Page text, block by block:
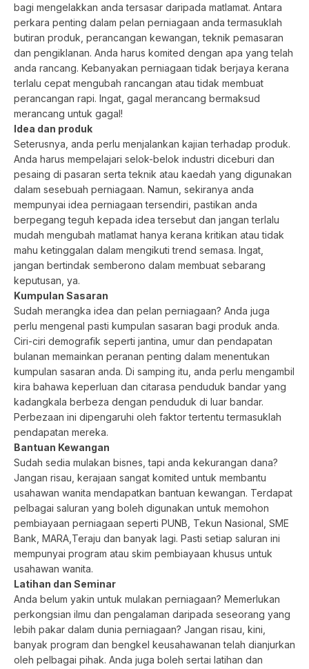
bagi mengelakkan anda tersasar daripada matlamat. Antara
perkara penting dalam pelan perniagaan anda termasuklah
butiran produk, perancangan kewangan, teknik pemasaran
dan pengiklanan. Anda harus komited dengan apa yang telah
anda rancang. Kebanyakan perniagaan tidak berjaya kerana
terlalu cepat mengubah rancangan atau tidak membuat
perancangan rapi. Ingat, gagal merancang bermaksud
merancang untuk gagal!
Idea dan produk
Seterusnya, anda perlu menjalankan kajian terhadap produk.
Anda harus mempelajari selok-belok industri diceburi dan
pesaing di pasaran serta teknik atau kaedah yang digunakan
dalam sesebuah perniagaan. Namun, sekiranya anda
mempunyai idea perniagaan tersendiri, pastikan anda
berpegang teguh kepada idea tersebut dan jangan terlalu
mudah mengubah matlamat hanya kerana kritikan atau tidak
mahu ketinggalan dalam mengikuti trend semasa. Ingat,
jangan bertindak semberono dalam membuat sebarang
keputusan, ya.
Kumpulan Sasaran
Sudah merangka idea dan pelan perniagaan? Anda juga
perlu mengenal pasti kumpulan sasaran bagi produk anda.
Ciri-ciri demografik seperti jantina, umur dan pendapatan
bulanan memainkan peranan penting dalam menentukan
kumpulan sasaran anda. Di samping itu, anda perlu mengambil
kira bahawa keperluan dan citarasa penduduk bandar yang
kadangkala berbeza dengan penduduk di luar bandar.
Perbezaan ini dipengaruhi oleh faktor tertentu termasuklah
pendapatan mereka.
Bantuan Kewangan
Sudah sedia mulakan bisnes, tapi anda kekurangan dana?
Jangan risau, kerajaan sangat komited untuk membantu
usahawan wanita mendapatkan bantuan kewangan. Terdapat
pelbagai saluran yang boleh digunakan untuk memohon
pembiayaan perniagaan seperti PUNB, Tekun Nasional, SME
Bank, MARA,Teraju dan banyak lagi. Pasti setiap saluran ini
mempunyai program atau skim pembiayaan khusus untuk
usahawan wanita.
Latihan dan Seminar
Anda belum yakin untuk mulakan perniagaan? Memerlukan
perkongsian ilmu dan pengalaman daripada seseorang yang
lebih pakar dalam dunia perniagaan? Jangan risau, kini,
banyak program dan bengkel keusahawanan telah dianjurkan
oleh pelbagai pihak. Anda juga boleh sertai latihan dan